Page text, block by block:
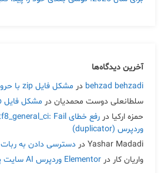
آخرین دیدگاه‌ها
behzad behzadi در مشکل فایل zip با حروف فارسی
سلطانعلی دوست محمدیان در مشکل فایل zip با حروف فارسی
حمزه ارکیا در
وردپرس (duplicator)
Yashar Madadi در دسترسی دادن به ربات facebook
واریان کار در Elementor وردپرس AI سایت پلنر را منتشر کرد.